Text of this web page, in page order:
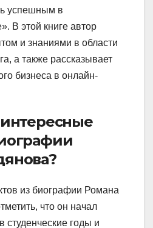
успешным в
В этой книге автор
и знаниями в области
а также рассказывает
бизнеса в онлайн-
из биографии Романа
что он начал
студенческие годы и